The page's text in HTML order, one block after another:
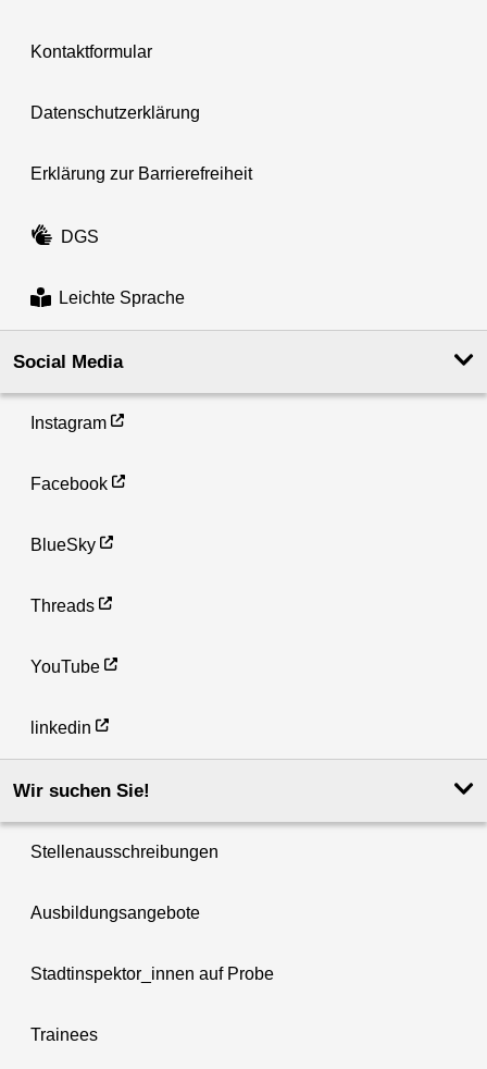
Kontaktformular
Datenschutzerklärung
Erklärung zur Barrierefreiheit
DGS
Leichte Sprache
Social Media
Instagram
Facebook
BlueSky
Threads
YouTube
linkedin
Wir suchen Sie!
Stellenausschreibungen
Ausbildungsangebote
Stadtinspektor_innen auf Probe
Trainees